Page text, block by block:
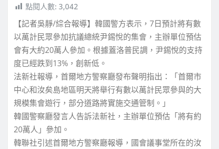
點閱人數: 3,042
【記者吳靜/綜合報導】韓國警方表示，7日預計將有數
以萬計民眾參加抗議總統尹錫悅的集會，主辦單位預估
會有大約20萬人參加。根據蓋洛普民調，尹錫悅的支持
度已經跌到13%，創新低。
法新社報導，首爾地方警察廳發布聲明指出：「首爾市
中心和汝矣島地區明天將舉行有數以萬計民眾參與的大
規模集會遊行，部分道路將實施交通管制。」
韓國警察廳發言人告訴法新社，主辦單位預估「將有約
20萬人」參加。
韓聯社引述首爾地方警察廳報導，國會議事堂所在的汝